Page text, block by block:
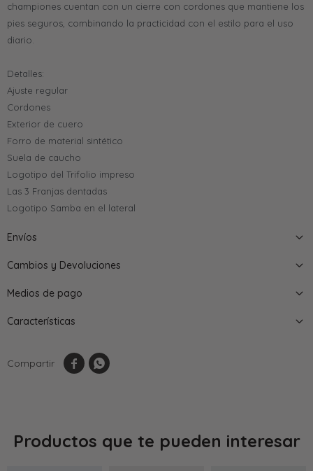
championes cuentan con un cierre con cordones que mantiene los
pies seguros, combinando la practicidad con el estilo para el uso
diario.
Detalles:
Ajuste regular
Cordones
Exterior de cuero
Forro de material sintético
Suela de caucho
Logotipo del Trifolio impreso
Las 3 Franjas dentadas
Logotipo Samba en el lateral
Envíos
Cambios y Devoluciones
Medios de pago
Características
 
Productos que te pueden interesar